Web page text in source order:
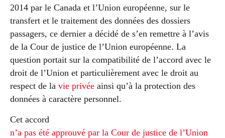
2014 par le Canada et l’Union européenne, sur le
transfert et le traitement des données des dossiers
passagers, ce dernier a décidé de s’en remettre à l’avis
de la Cour de justice de l’Union européenne. La
question portait sur la compatibilité de l’accord avec le
droit de l’Union et particulièrement avec le droit au
respect de la vie privée ainsi qu’à la protection des
données à caractère personnel.
Cet accord
n’a pas été approuvé par la Cour de justice de l’Union